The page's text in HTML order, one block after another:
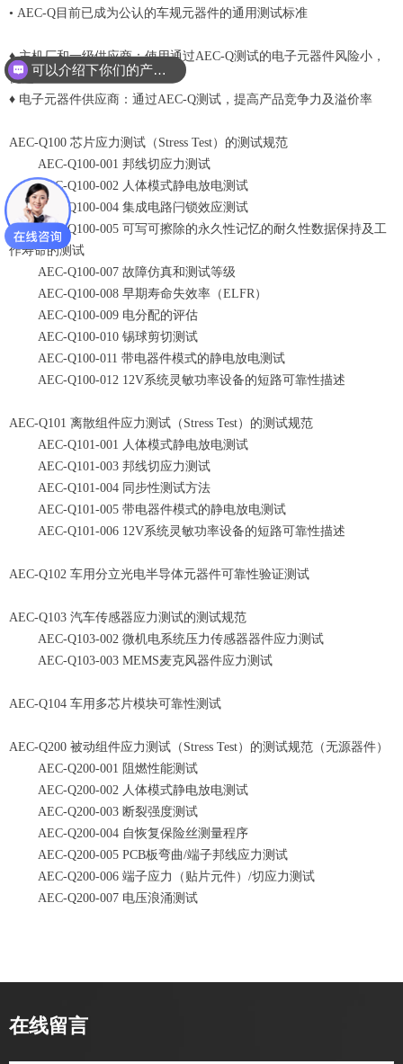
• AEC-Q目前已成为公认的车规元器件的通用测试标准
♦ 主机厂和一级供应商：使用通过AEC-Q测试的电子元器件风险小，
优选
♦ 电子元器件供应商：通过AEC-Q测试，提高产品竞争力及溢价率
AEC-Q100 芯片应力测试（Stress Test）的测试规范
AEC-Q100-001 邦线切应力测试
AEC-Q100-002 人体模式静电放电测试
AEC-Q100-004 集成电路闩锁效应测试
AEC-Q100-005 可写可擦除的永久性记忆的耐久性数据保持及工
作寿命的测试
AEC-Q100-007 故障仿真和测试等级
AEC-Q100-008 早期寿命失效率（ELFR）
AEC-Q100-009 电分配的评估
AEC-Q100-010 锡球剪切测试
AEC-Q100-011 带电器件模式的静电放电测试
AEC-Q100-012 12V系统灵敏功率设备的短路可靠性描述
AEC-Q101 离散组件应力测试（Stress Test）的测试规范
AEC-Q101-001 人体模式静电放电测试
AEC-Q101-003 邦线切应力测试
AEC-Q101-004 同步性测试方法
AEC-Q101-005 带电器件模式的静电放电测试
AEC-Q101-006 12V系统灵敏功率设备的短路可靠性描述
AEC-Q102 车用分立光电半导体元器件可靠性验证测试
AEC-Q103 汽车传感器应力测试的测试规范
AEC-Q103-002 微机电系统压力传感器器件应力测试
AEC-Q103-003 MEMS麦克风器件应力测试
AEC-Q104 车用多芯片模块可靠性测试
AEC-Q200 被动组件应力测试（Stress Test）的测试规范（无源器件）
AEC-Q200-001 阻燃性能测试
AEC-Q200-002 人体模式静电放电测试
AEC-Q200-003 断裂强度测试
AEC-Q200-004 自恢复保险丝测量程序
AEC-Q200-005 PCB板弯曲/端子邦线应力测试
AEC-Q200-006 端子应力（贴片元件）/切应力测试
AEC-Q200-007 电压浪涌测试
在线留言
可以介绍下你们的产品么？